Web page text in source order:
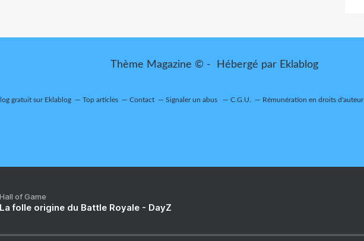
Thème Magazine © - Hébergé par Eklablog
gratuit sur Eklablog Top articles Contact Signaler un abus C.G.U. Rémunération en droits d'auteur
Hall of Game
La folle origine du Battle Royale - DayZ